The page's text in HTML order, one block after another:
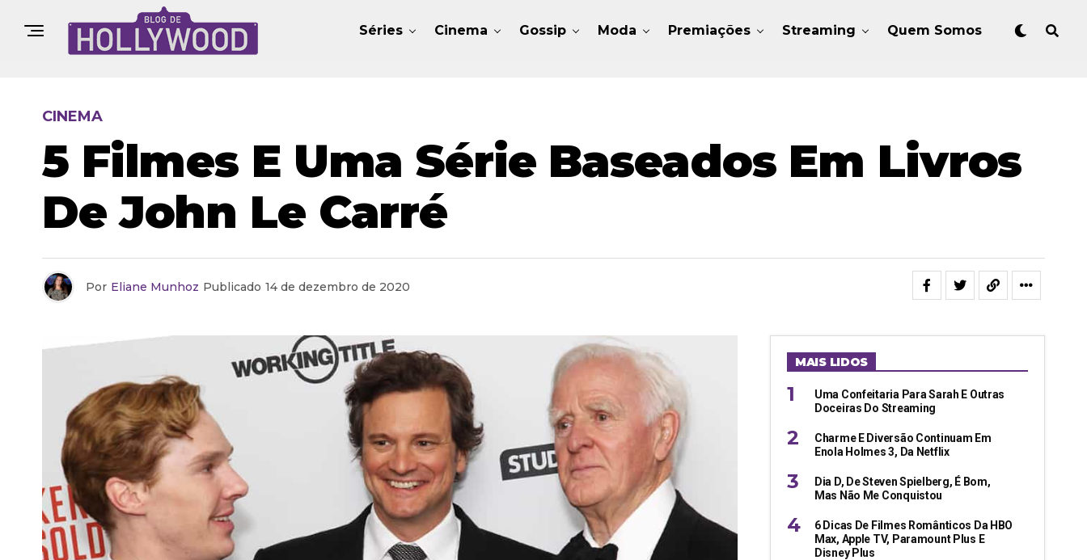
Séries Cinema Gossip Moda Premiações Streaming Quem Somos
CINEMA
5 Filmes E Uma Série Baseados Em Livros
De John Le Carré
Por Eliane Munhoz Publicado 14 de dezembro de 2020
MAIS LIDOS
Uma Confeitaria Para Sarah E Outras
Doceiras Do Streaming
Charme E Diversão Continuam Em
Enola Holmes 3, Da Netflix
Dia D, De Steven Spielberg, É Bom,
Mas Não Me Conquistou
6 Dicas De Filmes Românticos Da HBO
Max, Apple TV, Paramount Plus E
Disney Plus